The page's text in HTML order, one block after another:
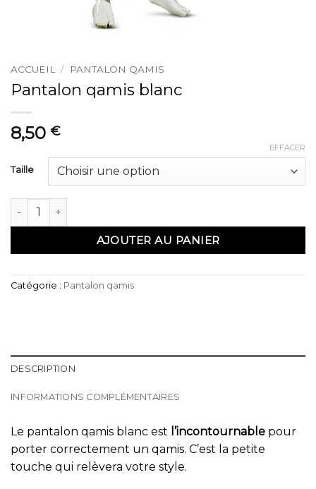
ACCUEIL / PANTALON QAMIS
Pantalon qamis blanc
8,50 €
Taille
EFFACER
quantité de Pantalon qamis blanc
AJOUTER AU PANIER
Catégorie : Pantalon qamis
DESCRIPTION
INFORMATIONS COMPLÉMENTAIRES
Le pantalon qamis blanc est l’incontournable pour
porter correctement un qamis. C’est la petite
touche qui relèvera votre style.